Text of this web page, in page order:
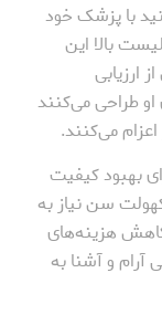
با پزشک خود
بالا این
ارزیابی
او طراحی می‌کنند
اعزام می‌کنند.
بهبود کیفیت
سن نیاز به
هزینه‌های
آرام و آشنا به